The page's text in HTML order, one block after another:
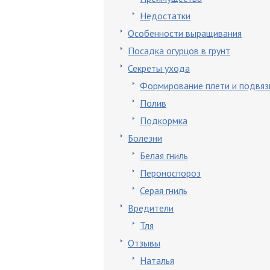
Недостатки
Особенности выращивания
Посадка огурцов в грунт
Секреты ухода
Формирование плети и
Полив
Подкормка
Болезни
Белая гниль
Пероноспороз
Серая гниль
Вредители
Тля
Отзывы
Наталья